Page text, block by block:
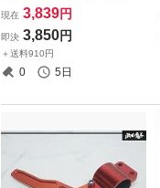
正 RA5 RA1 RA3 オデッセイ
RL1 ラグレイト エアコンパ
ネル ACパネル エアコン操作
スイッチ BQ919-36400 即納
現在 3,839円
即決 3,850円
＋送料910円
0 5日